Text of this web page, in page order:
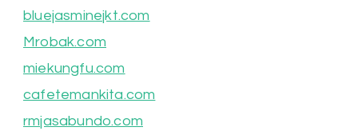
bluejasminejkt.com
Mrobak.com
miekungfu.com
cafetemankita.com
rmjasabundo.com